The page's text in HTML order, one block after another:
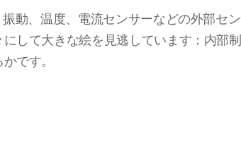
動、温度、電流センサーなどの外部セ
して大きな絵を見逃しています：内部
です。